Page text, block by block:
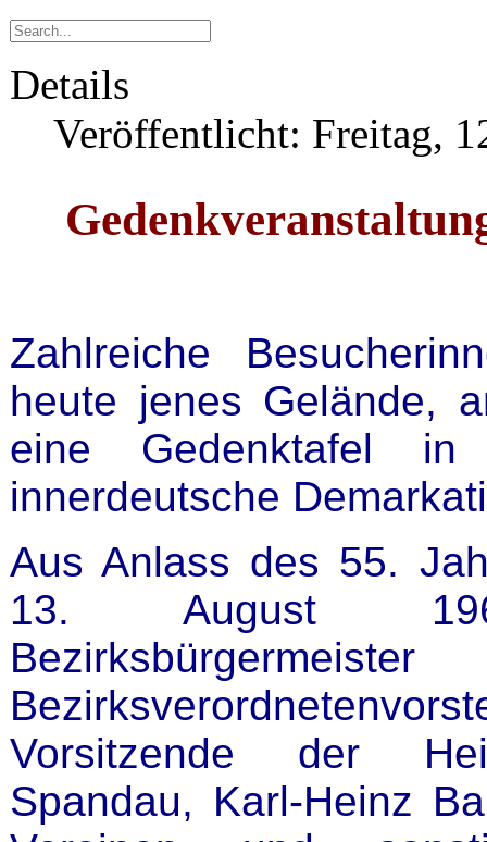
Details
Veröffentlicht: Freitag,
Zahlreiche
heute jenes Gelände,
eine Gedenktafel
innerdeutsche
Aus Anlass des 55.
13. August
Vorsitzende der
Spandau, Karl-Heinz